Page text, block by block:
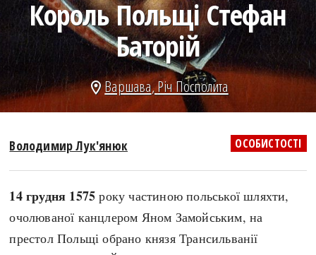
search
СЬОГОДНІ
ПРАВИЛА ЖИТТЯ
ПОДКАСТИ
КРУГЛІ ДАТИ
КАРТИ
НОТА БЕНЕ
ПРЯМА МОВА
МОЯ ІСТОРІЯ
Король Польщі Стефан
Баторій
location_onВаршава,Річ Посполита
ОСОБИСТОСТІ
Володимир Лук'янюк
14 грудня 1575 року частиною польської шляхти,
очолюваної канцлером Яном Замойським, на
престол Польщі обрано князя Трансильванії